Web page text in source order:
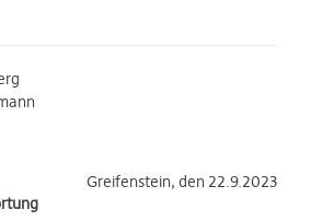
Greifenstein, den 22.9.2023